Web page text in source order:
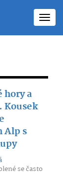
hory a
Kousek
Alp s
se často